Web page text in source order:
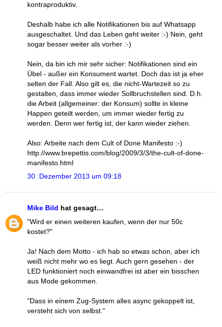
kontraproduktiv.
Deshalb habe ich alle Notifikationen bis auf Whatsapp
ausgeschaltet. Und das Leben geht weiter :-) Nein, geht
sogar besser weiter als vorher :-)
Nein, da bin ich mir sehr sicher: Notifikationen sind ein
Übel - außer ein Konsument wartet. Doch das ist ja eher
selten der Fall. Also gilt es, die nicht-Wartezeit so zu
gestalten, dass immer wieder Sollbruchstellen sind. D.h.
die Arbeit (allgemeiner: der Konsum) sollte in kleine
Happen geteilt werden, um immer wieder fertig zu
werden. Denn wer fertig ist, der kann wieder ziehen.
Also: Arbeite nach dem Cult of Done Manifesto :-)
http://www.brepettis.com/blog/2009/3/3/the-cult-of-done-
manifesto.html
30. Dezember 2013 um 09:18
Mike Bild hat gesagt…
"Wird er einen weiteren kaufen, wenn der nur 50c
kostet?"
Ja! Nach dem Motto - ich hab so etwas schon, aber ich
weiß nicht mehr wo es liegt. Auch gern gesehen - der
LED funktioniert noch einwandfrei ist aber ein bisschen
aus Mode gekommen.
"Dass in einem Zug-System alles async gekoppelt ist,
versteht sich von selbst."